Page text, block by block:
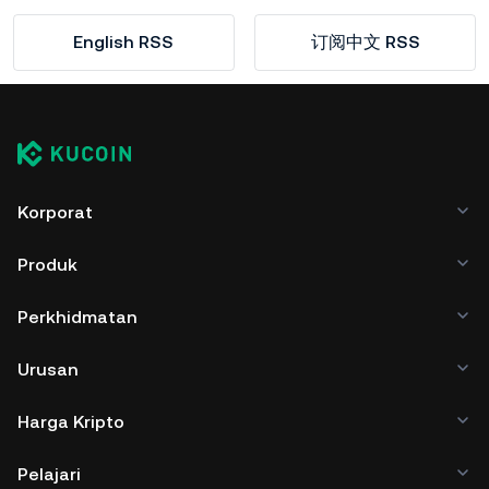
English RSS 订阅中文 RSS
Korporat
Produk
Perkhidmatan
Urusan
Harga Kripto
Pelajari